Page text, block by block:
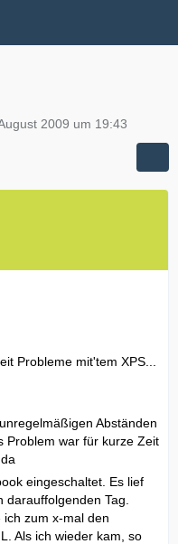
2009 um 19:43
Probleme mit'tem XPS...
Abständen
Problem war für kurze Zeit
eingeschaltet. Es lief
Tag.
zum x-mal den
Als ich wieder kam, so